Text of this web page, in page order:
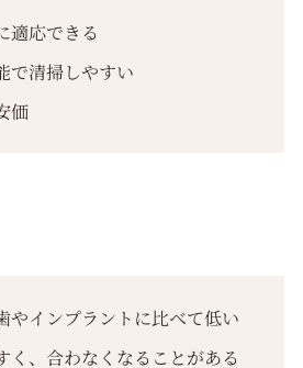
適応できる
で清掃しやすい
価
やインプラントに比べて低い
く、合わなくなることがある